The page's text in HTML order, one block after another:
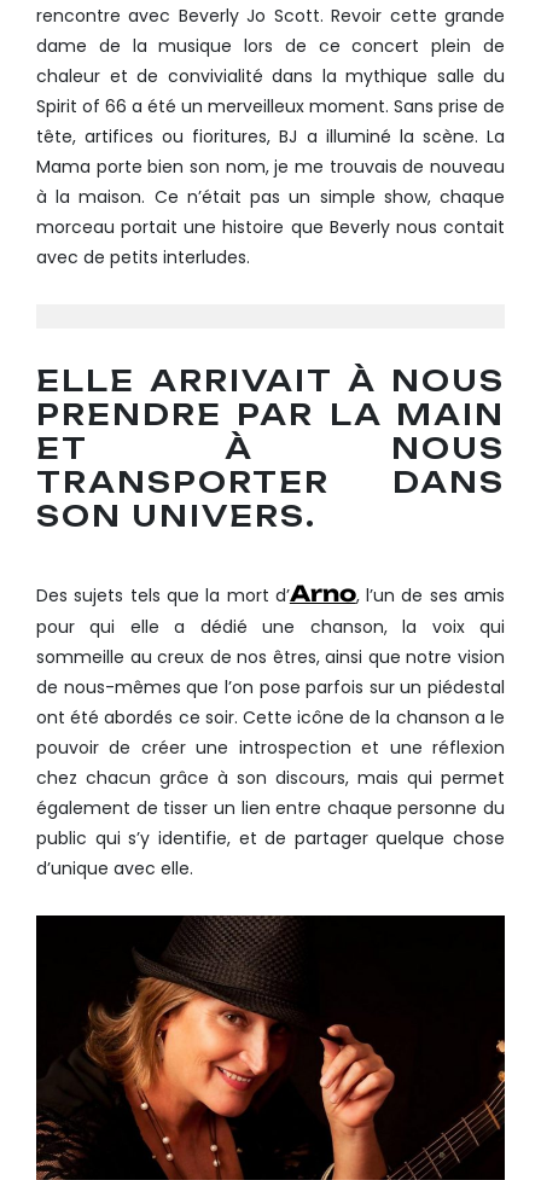
rencontre avec Beverly Jo Scott. Revoir cette grande
dame de la musique lors de ce concert plein de
chaleur et de convivialité dans la mythique salle du
Spirit of 66 a été un merveilleux moment. Sans prise de
tête, artifices ou fioritures, BJ a illuminé la scène. La
Mama porte bien son nom, je me trouvais de nouveau
à la maison. Ce n’était pas un simple show, chaque
morceau portait une histoire que Beverly nous contait
avec de petits interludes.
ELLE ARRIVAIT À NOUS
PRENDRE PAR LA MAIN
ET À NOUS
TRANSPORTER DANS
SON UNIVERS.
Des sujets tels que la mort d’Arno, l’un de ses amis
pour qui elle a dédié une chanson, la voix qui
sommeille au creux de nos êtres, ainsi que notre vision
de nous-mêmes que l’on pose parfois sur un piédestal
ont été abordés ce soir. Cette icône de la chanson a le
pouvoir de créer une introspection et une réflexion
chez chacun grâce à son discours, mais qui permet
également de tisser un lien entre chaque personne du
public qui s’y identifie, et de partager quelque chose
d’unique avec elle.